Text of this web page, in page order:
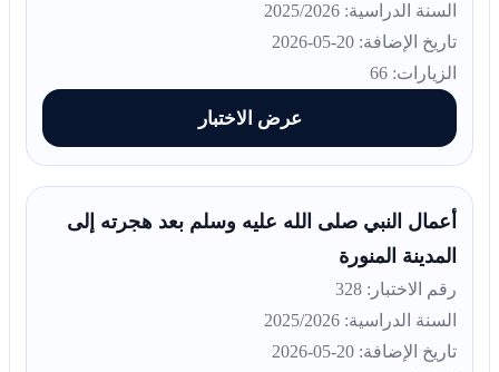
السنة الدراسية: 2025/2026
تاريخ الإضافة: 20-05-2026
الزيارات: 66
عرض الاختبار
أعمال النبي صلى الله عليه وسلم بعد هجرته إلى
المدينة المنورة
رقم الاختبار: 328
السنة الدراسية: 2025/2026
تاريخ الإضافة: 20-05-2026